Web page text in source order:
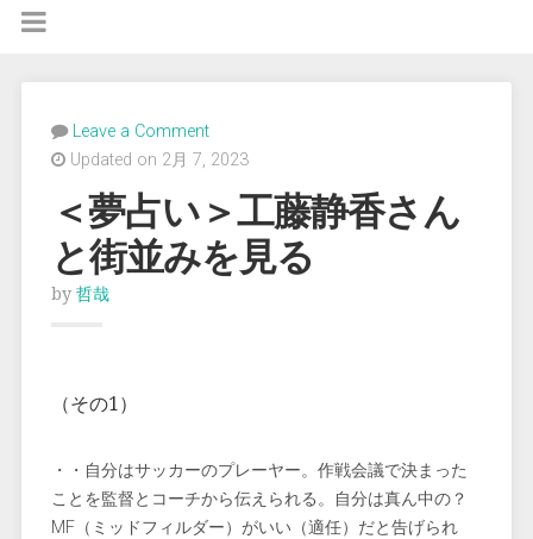
Leave a Comment
Updated on 2月 7, 2023
＜夢占い＞工藤静香さん
と街並みを見る
by 哲哉
（その1）
・・自分はサッカーのプレーヤー。作戦会議で決まった
ことを監督とコーチから伝えられる。自分は真ん中の？
MF（ミッドフィルダー）がいい（適任）だと告げられ